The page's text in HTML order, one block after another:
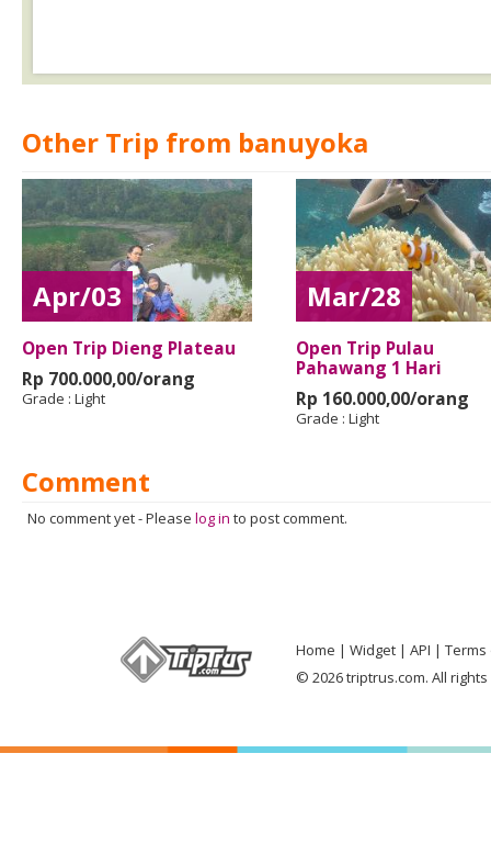
Other Trip from banuyoka
Apr/03
Open Trip Dieng Plateau
Rp 700.000,00/orang
Grade : Light
Mar/28
Open Trip Pulau
Pahawang 1 Hari
Rp 160.000,00/orang
Grade : Light
Comment
No comment yet-Please log in to post comment.
Home Widget API
Terms
© 2026 triptrus.com. All